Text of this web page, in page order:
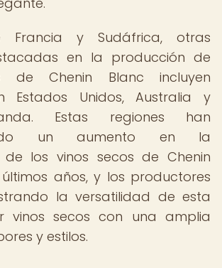
Francia y Sudáfrica, otras
en la producción de
de Chenin Blanc incluyen
Estados Unidos, Australia y
Estas regiones han
un aumento en la
los vinos secos de Chenin
años, y los productores
la versatilidad de esta
vinos secos con una amplia
y estilos.